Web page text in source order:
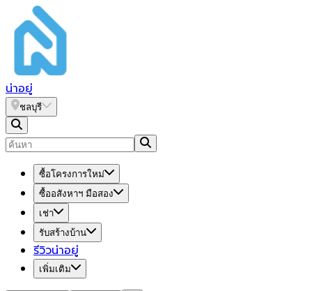
น่าอยู่
ชลบุรี
ซื้อโครงการใหม่
ซื้ออสังหาฯ มือสอง
เช่า
รับสร้างบ้าน
รีวิวน่าอยู่
เพิ่มเติม